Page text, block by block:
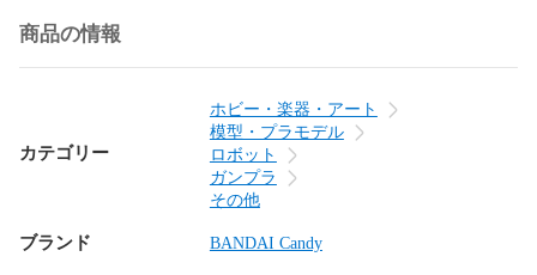
商品の情報
カテゴリー
ホビー・楽器・アート
模型・プラモデル
ロボット
ガンプラ
その他
ブランド BANDAI Candy